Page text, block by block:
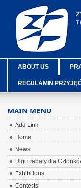
ABOUT US
REGULAMIN
MAIN MENU
Add Link
Home
News
Ulgi i rabaty dla
Exhibitions
Contests